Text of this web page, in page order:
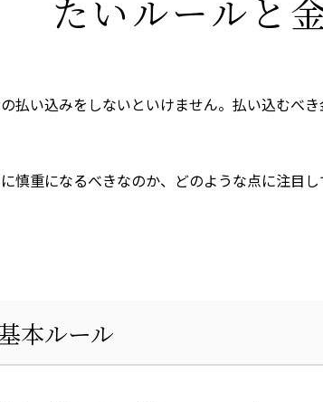
たいルールと
払い込みをしないといけません。払い込むべ
慎重になるべきなのか、どのような点に注目
本ルール